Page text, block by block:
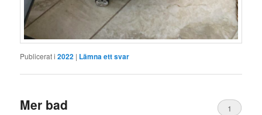
Publicerat i 2022 | Lämna ett svar
Mer bad 1